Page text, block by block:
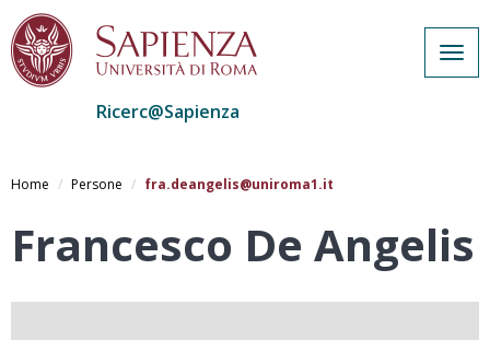
al
Ricerc@Sapienza
Home Persone fra.deangelis@uniroma1.it
Francesco De Angelis